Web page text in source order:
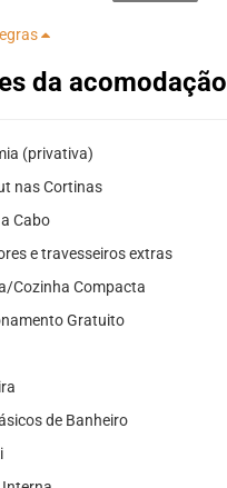
da acomodação
(privativa)
nas Cortinas
Cabo
e travesseiros extras
Cozinha Compacta
Gratuito
de Banheiro